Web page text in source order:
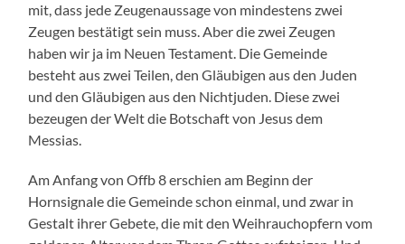
mit, dass jede Zeugenaussage von mindestens zwei
Zeugen bestätigt sein muss. Aber die zwei Zeugen
haben wir ja im Neuen Testament. Die Gemeinde
besteht aus zwei Teilen, den Gläubigen aus den Juden
und den Gläubigen aus den Nichtjuden. Diese zwei
bezeugen der Welt die Botschaft von Jesus dem
Messias.
Am Anfang von Offb 8 erschien am Beginn der
Hornsignale die Gemeinde schon einmal, und zwar in
Gestalt ihrer Gebete, die mit den Weihrauchopfern vom